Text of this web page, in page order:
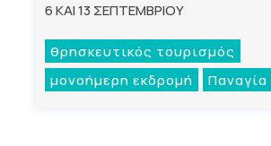
6 ΚΑΙ 13 ΣΕΠΤΕΜΒΡΙΟΥ
θρησκευτικός τουρισμός
μονοήμερη εκδρομή